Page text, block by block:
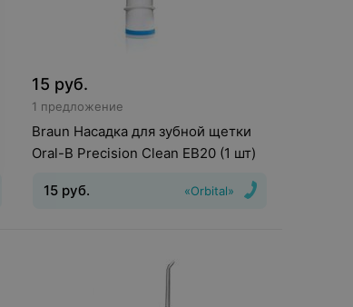
15 руб.
1 предложение
Braun Насадка для зубной щетки
Oral-B Precision Clean EB20 (1 шт)
«Orbital»
15 руб.